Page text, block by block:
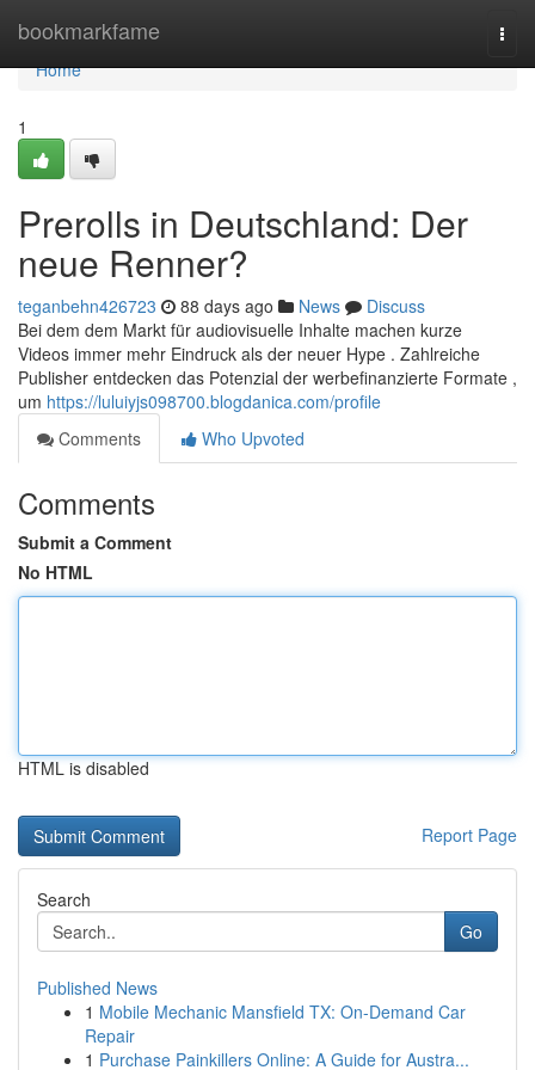
bookmarkfame
Home
Home
1
Prerolls in Deutschland: Der
neue Renner?
teganbehn426723 88 days ago News
Discuss
Bei dem dem Markt für audiovisuelle Inhalte machen kurze
Videos immer mehr Eindruck als der neuer Hype . Zahlreiche
Publisher entdecken das Potenzial der werbefinanzierte Formate ,
um https://luluiyjs098700.blogdanica.com/profile
Comments
Who Upvoted
Comments
Submit a Comment
No HTML
HTML is disabled
Report Page
Search
Go
Published News
1 Mobile Mechanic Mansfield TX: On-Demand Car
Repair
1 Purchase Painkillers Online: A Guide for Austra...